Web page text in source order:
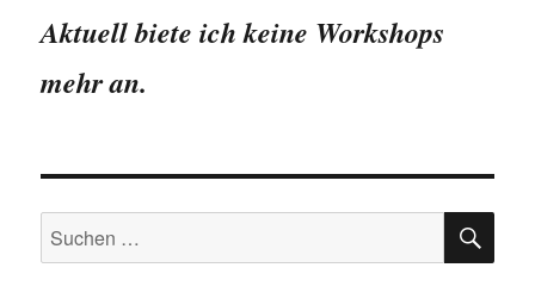
Aktuell biete ich keine Workshops
mehr an.
Suchen
nach: